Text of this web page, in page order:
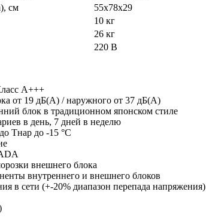
см
55x78x29
10 кг
26 кг
220 В
А+++
от 19 дБ(А) / наружного от 37 дБ(А)
блок в традиционном японском стиле
в день, 7 дней в неделю
Тнар до -15 °С
внешнего блока
внутреннего и внешнего блоков
в сети (+-20% диапазон перепада напряжения)